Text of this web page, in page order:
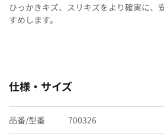
ひっかきキズ、スリキズをより確実に、
すめします。
仕様・サイズ
品番/型番 700326